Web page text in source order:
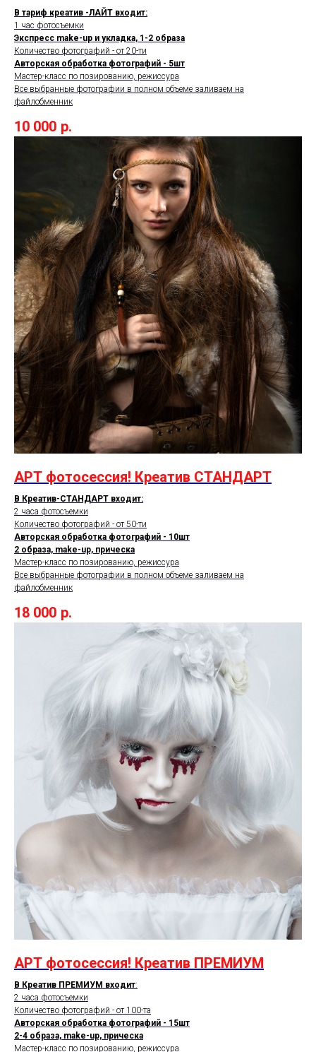
В тариф креатив -ЛАЙТ входит:
1 час фотосъемки
Экспресс make-up и укладка, 1-2 образа
Количество фотографий - от 20-ти
Авторская обработка фотографий - 5шт
Мастер-класс по позированию, режиссура
Все выбранные фотографии в полном объеме заливаем на
файлобменник
10 000 р.
АРТ фотосессия! Креатив СТАНДАРТ
В Креатив-СТАНДАРТ входит:
2 часа фотосъемки
Количество фотографий - от 50-ти
Авторская обработка фотографий - 10шт
2 образа, make-up, прическа
Мастер-класс по позированию, режиссура
Все выбранные фотографии в полном объеме заливаем на
файлобменник
18 000 р.
АРТ фотосессия! Креатив ПРЕМИУМ
В Креатив ПРЕМИУМ входит:
2 часа фотосъемки
Количество фотографий - от 100-та
Авторская обработка фотографий - 15шт
2-4 образа, make-up, прическа
Мастер-класс по позированию, режиссура